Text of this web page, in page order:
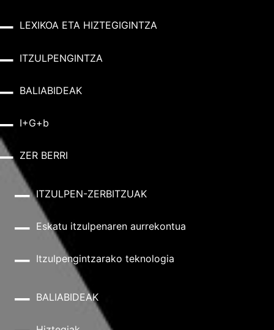
LEXIKOA ETA HIZTEGIGINTZA
ITZULPENGINTZA
BALIABIDEAK
I+G+b
ZER BERRI
ITZULPEN-ZERBITZUAK
Eskatu itzulpenaren aurrekontua
Itzulpengintzarako teknologia
BALIABIDEAK